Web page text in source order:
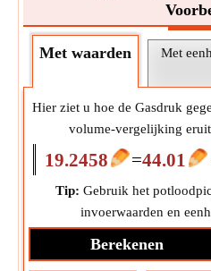
Met waarden Met
Hier ziet u hoe de Gasdruk
volume-vergelijking
19.2458 =44.01
Tip: Gebruik het
invoerwaarden en
Berekenen